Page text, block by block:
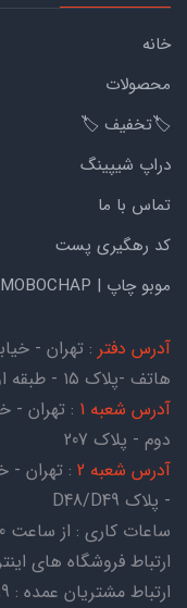
خانه
محصولات
🏷️تخفیف 🏷️
دراپ شیپینگ
تماس با ما
کد رهگیری پست
موبو چاپ | MOBOCHAP
آدرس دفتر : تهران -
هاتف -پلاک ۱۵ - طبقه اول - واحد ۱
آدرس شعبه 1
: تهران -
دوم - پلاک 207
آدرس شعبه 2
: تهران -
- پلاک D48/D49
ساعات کاری : از ساعت 09:00 تا ساعت 18:00
ارتباط فروشگاه های
ارتباط مشتریان عمده : 09029600889